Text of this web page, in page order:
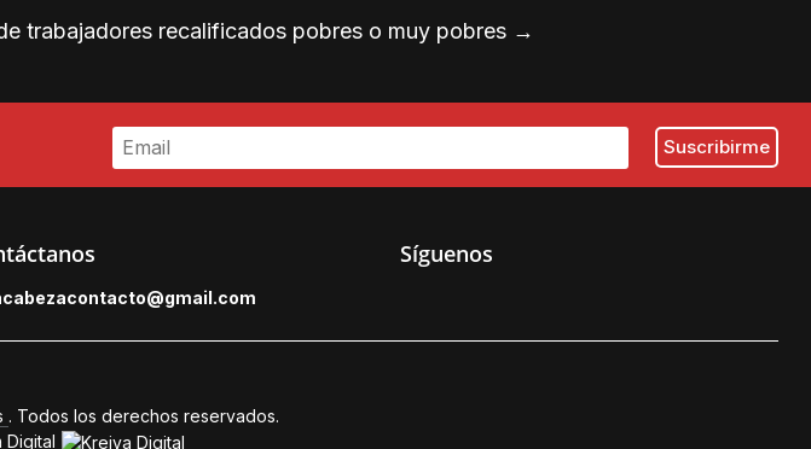
trabajadores recalificados pobres o muy pobres →
com
Síguenos
. Todos los derechos reservados.
Digital